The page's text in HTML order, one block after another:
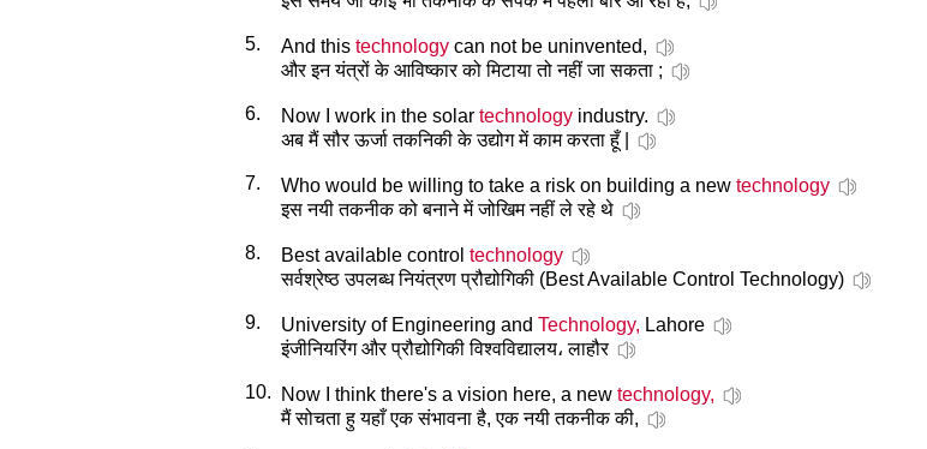
5. And this technology can not be uninvented,
और इन यंत्रों के आविष्कार को मिटाया तो नहीं जा सकता ;
6. Now I work in the solar technology industry.
अब मैं सौर ऊर्जा तकनिकी के उद्योग में काम करता हूँ |
7. Who would be willing to take a risk on building a new technology
इस नयी तकनीक को बनाने में जोखिम नहीं ले रहे थे
8. Best available control technology
सर्वश्रेष्ठ उपलब्ध नियंत्रण प्रौद्योगिकी (Best Available Control Technology)
9. University of Engineering and Technology, Lahore
इंजीनियरिंग और प्रौद्योगिकी विश्वविद्यालय، लाहौर
10. Now I think there's a vision here, a new technology,
मैं सोचता हु यहाँ एक संभावना है, एक नयी तकनीक की,